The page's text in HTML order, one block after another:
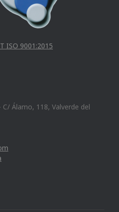
ISO 9001:2015
Álamo, 118, Valverde del